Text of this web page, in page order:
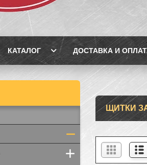
КАТАЛОГ ДОСТАВКА И
ЩИТКИ